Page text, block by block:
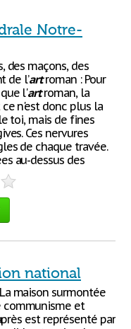
Notre-
des maçons, des
de l’artroman : Pour
l'artroman, la
n'est donc plus la
toi, mais de fines
Ces nervures
de chaque travée.
au-dessus des
national
maison surmontée
communisme et
est représenté par